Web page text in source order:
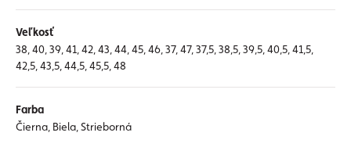
Veľkosť
38, 40, 39, 41, 42, 43, 44, 45, 46, 37, 47, 37,5, 38,5, 39,5, 40,5, 41,5,
42,5, 43,5, 44,5, 45,5, 48
Farba
Čierna, Biela, Strieborná